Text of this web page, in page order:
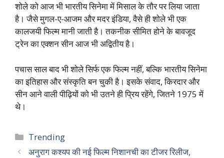
शोले को आज भी भारतीय सिनेमा में मिसाल के तौर पर लिया जाता
है। जैसे मुगल-ए-आजम और मदर इंडिया, वैसे ही शोले भी एक
कालजयी फिल्म मानी जाती है। तकनीक सीमित होने के बावजूद
ट्रेन का एक्शन सीन आज भी अद्वितीय है।
पचास साल बाद भी शोले सिर्फ एक फिल्म नहीं, बल्कि भारतीय सिनेमा
का इतिहास और संस्कृति बन चुकी है। इसके संवाद, किरदार और
सीन आने वाली पीढ़ियों को भी उतने ही प्रिय रहेंगे, जितने 1975 में
थे।
Categories
Trending
अनुराग कश्यप की नई फिल्म निशानची का टीजर रिलीज,